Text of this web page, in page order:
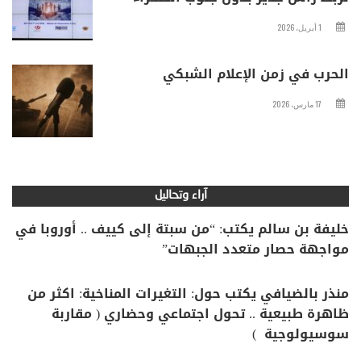
1 أبريل، 2026
الحرب في زمن الإعلام الشبكي
17 مارس، 2026
آراء وتحاليل
خليفة بن سالم يكتب: “من سبتة إلى كييف .. أوروبا في
مواجهة حصار متعدد الجبهات”
منذر بالضيافي يكتب حول: التغيرات المناخية: اكثر من
ظاهرة طبيعية .. تحول اجتماعي وحضاري ( مقاربة
سوسيولوجية )